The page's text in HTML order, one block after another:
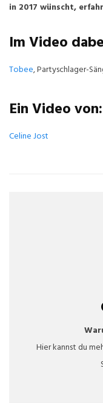
in 2017 wünscht,
Im Video
Tobee, Partyschlager-
Ein Video von:
Celine Jost
Hier kannst du